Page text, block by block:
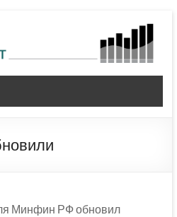
Минфин РФ обновил